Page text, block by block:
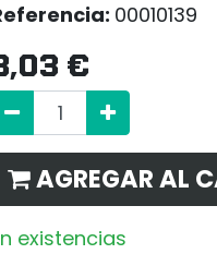
00010139
€
AGREGAR AL
existencias